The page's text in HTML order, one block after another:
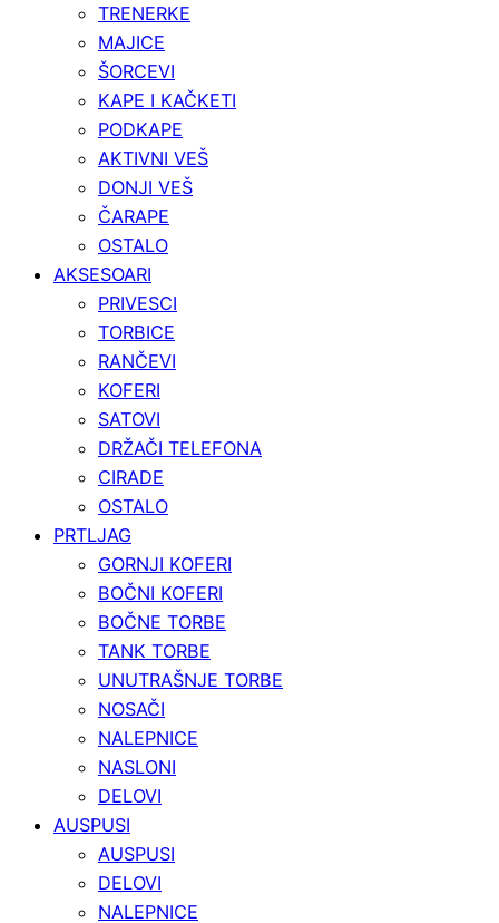
TRENERKE
MAJICE
ŠORCEVI
KAPE I KAČKETI
PODKAPE
AKTIVNI VEŠ
DONJI VEŠ
ČARAPE
OSTALO
AKSESOARI
PRIVESCI
TORBICE
RANČEVI
KOFERI
SATOVI
DRŽAČI TELEFONA
CIRADE
OSTALO
PRTLJAG
GORNJI KOFERI
BOČNI KOFERI
BOČNE TORBE
TANK TORBE
UNUTRAŠNJE TORBE
NOSAČI
NALEPNICE
NASLONI
DELOVI
AUSPUSI
AUSPUSI
DELOVI
NALEPNICE